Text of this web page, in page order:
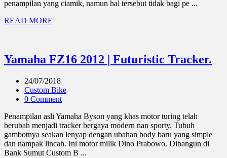
penampilan yang ciamik, namun hal tersebut tidak bagi pe ...
READ MORE
Yamaha FZ16 2012 | Futuristic Tracker.
24/07/2018
Custom Bike
0 Comment
Penampilan asli Yamaha Byson yang khas motor turing telah
berubah menjadi tracker bergaya modern nan sporty. Tubuh
gambotnya seakan lenyap dengan ubahan body baru yang simple
dan nampak lincah. Ini motor milik Dino Prabowo. Dibangun di
Bank Sumut Custom B ...